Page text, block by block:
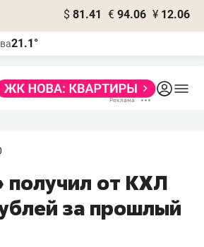
$ 81.41 € 94.06 ¥ 12.06
21.1°
получил от КХЛ
за прошлый